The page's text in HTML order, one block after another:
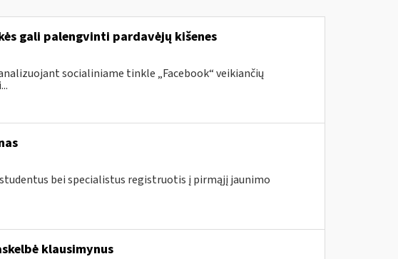
gali palengvinti pardavėjų kišenes
socialiniame tinkle „Facebook“ veikiančių
studentus bei specialistus registruotis į pirmąjį jaunimo
klausimynus